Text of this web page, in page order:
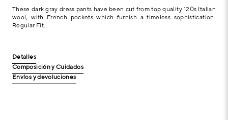
These dark gray dress pants have been cut from top quality 120s Italian
wool, with French pockets which furnish a timeless sophistication.
Regular Fit.
Detalles
Composición y Cuidados
Envíos y devoluciones